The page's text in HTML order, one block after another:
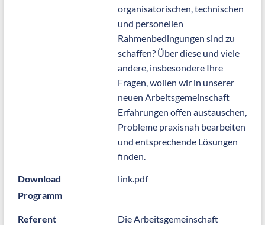
organisatorischen, technischen
und personellen
Rahmenbedingungen sind zu
schaffen? Über diese und viele
andere, insbesondere Ihre
Fragen, wollen wir in unserer
neuen Arbeitsgemeinschaft
Erfahrungen offen austauschen,
Probleme praxisnah bearbeiten
und entsprechende Lösungen
finden.
Download
Programm
link.pdf
Referent
Die Arbeitsgemeinschaft